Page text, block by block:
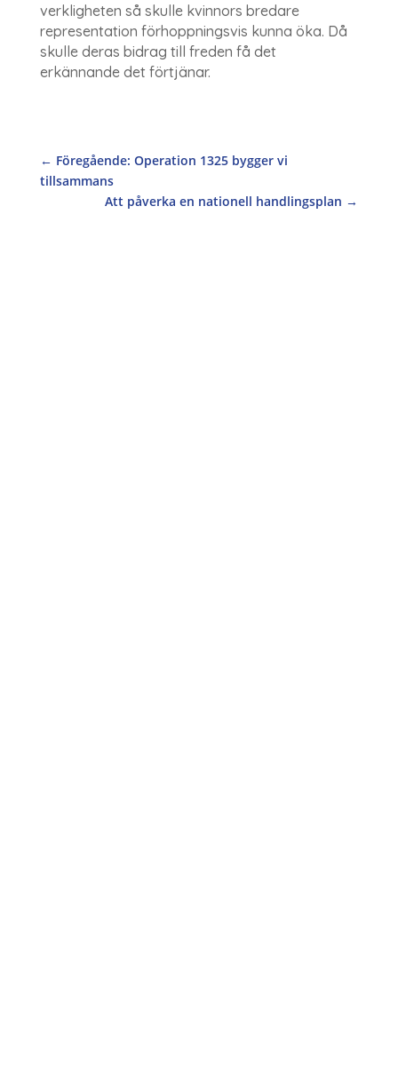
verkligheten så skulle kvinnors bredare
representation förhoppningsvis kunna öka. Då
skulle deras bidrag till freden få det
erkännande det förtjänar.
← Föregående: Operation 1325 bygger vi
tillsammans
Att påverka en nationell handlingsplan →